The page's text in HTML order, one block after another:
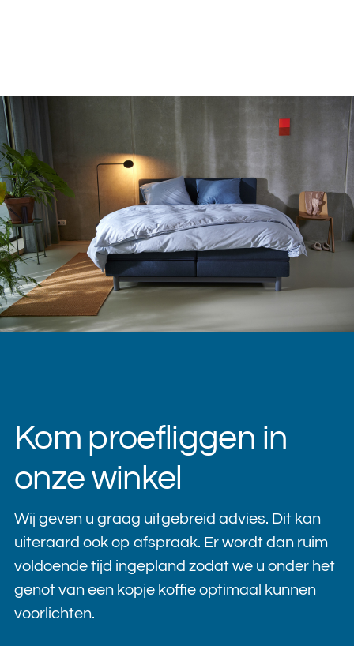
Kom proefliggen in
onze winkel
Wij geven u graag uitgebreid advies. Dit kan
uiteraard ook op afspraak. Er wordt dan ruim
voldoende tijd ingepland zodat we u onder het
genot van een kopje koffie optimaal kunnen
voorlichten.